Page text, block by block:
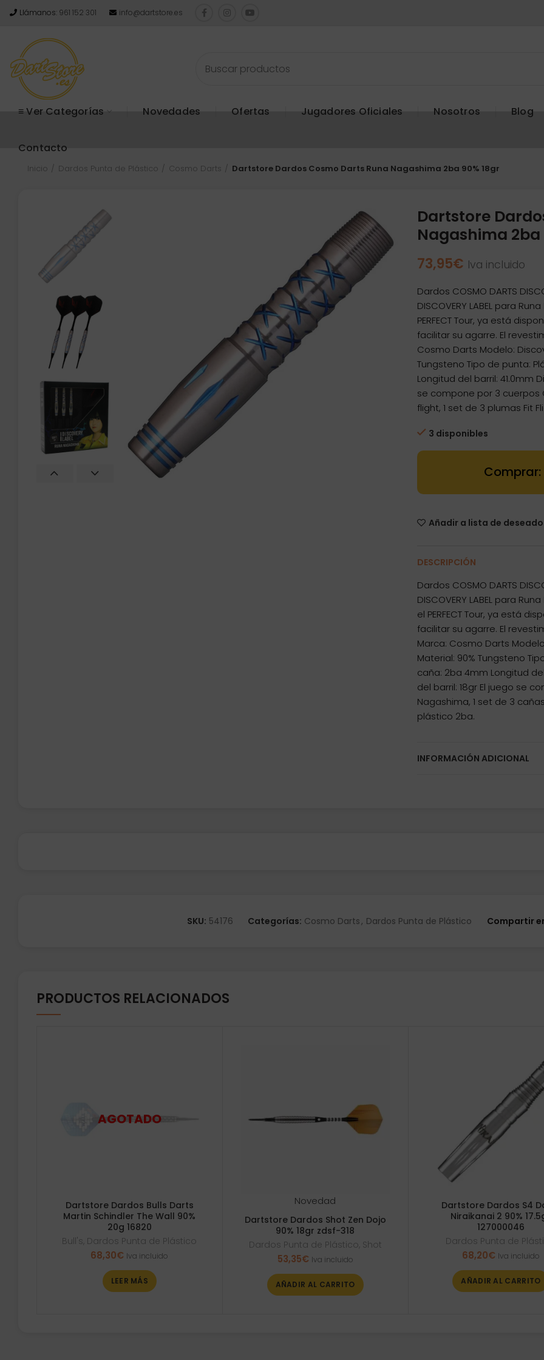
Llámanos: 961 152 301 info@dartstore.es
≡ Ver Categorías Novedades Ofertas Jugadores Oficiales Nosotros Blog
Contacto
Inicio Dardos Punta de Plástico Cosmo Darts Dartstore Dardos Cosmo Darts Runa Nagashima 2ba 90% 18gr
Dartstore
Nagashima 2ba
73,95€ Iva incluido
Dardos COSMO DARTS
DISCOVERY LABEL para
PERFECT Tour, ya está
facilitar su agarre. El
Cosmo Darts Modelo:
Tungsteno Tipo de punta:
Longitud del barril: 41.0mm
se compone por 3 cuerpos
flight, 1 set de 3 plumas Fit
3 disponibles
Dartstore
Añadir a lista de
DESCRIPCIÓN
Dardos COSMO DARTS
DISCOVERY LABEL para
el PERFECT Tour, ya está
facilitar su agarre. El
Marca: Cosmo Darts
Material: 90% Tungsteno
caña: 2ba 4mm Longitud
del barril: 18gr El juego se
Nagashima, 1 set de 3
plástico 2ba.
INFORMACIÓN ADICIONAL
SKU: 54176 Categorías: Cosmo Darts, Dardos Punta de Plástico Compartir
PRODUCTOS RELACIONADOS
Dartstore Dardos Bulls Darts
Martin Schindler The Wall 90%
20g 16820
Bull's, Dardos Punta de Plástico
68,30€ Iva incluido
LEER MÁS
Novedad
Dartstore Dardos Shot Zen Dojo
90% 18gr zdsf-318
Dardos Punta de Plástico, Shot
53,35€ Iva incluido
AÑADIR AL CARRITO
Dartstore Dardos S4
Niraikanai 2 90%
127000046
Dardos Punta de
68,20€ Iva incluido
AÑADIR AL CARRITO